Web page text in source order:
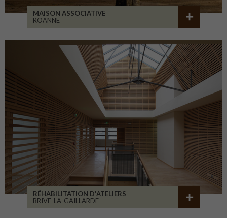
MAISON ASSOCIATIVE
ROANNE
RÉHABILITATION D'ATELIERS
BRIVE-LA-GAILLARDE